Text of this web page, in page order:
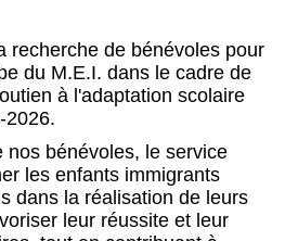
recherche de bénévoles pour
du M.E.I. dans le cadre de
à l'adaptation scolaire
2026.
nos bénévoles, le service
les enfants immigrants
dans la réalisation de leurs
leur réussite et leur